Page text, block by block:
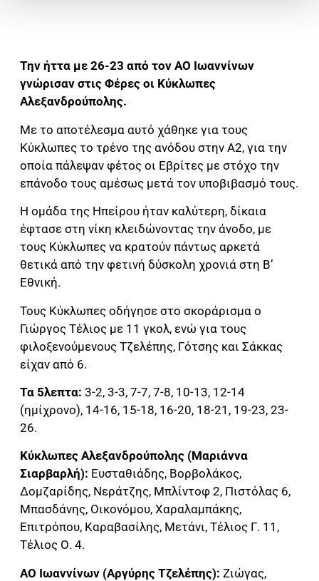
Την ήττα με 26-23 από τον ΑΟ Ιωαννίνων
γνώρισαν στις Φέρες οι Κύκλωπες
Αλεξανδρούπολης.
Με το αποτέλεσμα αυτό χάθηκε για τους
Κύκλωπες το τρένο της ανόδου στην Α2, για την
οποία πάλεψαν φέτος οι Εβρίτες με στόχο την
επάνοδο τους αμέσως μετά τον υποβιβασμό τους.
Η ομάδα της Ηπείρου ήταν καλύτερη, δίκαια
έφτασε στη νίκη κλειδώνοντας την άνοδο, με
τους Κύκλωπες να κρατούν πάντως αρκετά
θετικά από την φετινή δύσκολη χρονιά στη Β’
Εθνική.
Τους Κύκλωπες οδήγησε στο σκοράρισμα ο
Γιώργος Τέλιος με 11 γκολ, ενώ για τους
φιλοξενούμενους Τζελέπης, Γότσης και Σάκκας
είχαν από 6.
Τα 5λεπτα: 3-2, 3-3, 7-7, 7-8, 10-13, 12-14
(ημίχρονο), 14-16, 15-18, 16-20, 18-21, 19-23, 23-
26.
Κύκλωπες Αλεξανδρούπολης (Μαριάννα
Σιαρβαρλή): Ευσταθιάδης, Βορβολάκος,
Δομζαρίδης, Νεράτζης, Μπλίντοφ 2, Πιστόλας 6,
Μπασδάνης, Οικονόμου, Χαραλαμπάκης,
Επιτρόπου, Καραβασίλης, Μετάνι, Τέλιος Γ. 11,
Τέλιος Ο. 4.
ΑΟ Ιωαννίνων (Αργύρης Τζελέπης): Ζιώγας,